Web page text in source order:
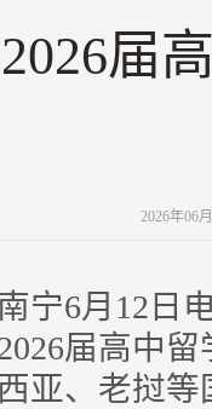
届
2026年06
6月12日电
届高中
亚、老挝